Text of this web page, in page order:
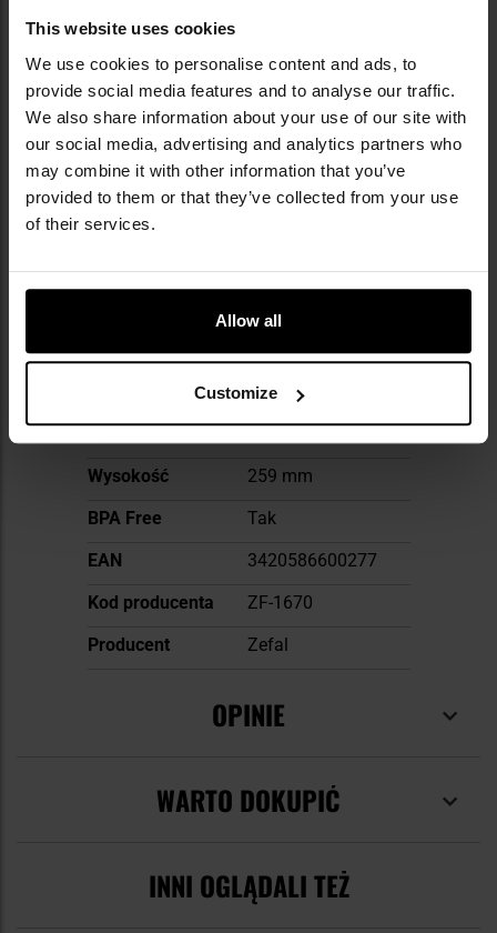
This website uses cookies
We use cookies to personalise content and ads, to
provide social media features and to analyse our traffic.
We also share information about your use of our site with
our social media, advertising and analytics partners who
may combine it with other information that you’ve
provided to them or that they’ve collected from your use
of their services.
Allow all
Customize
nakrętka typu Grip-Cap
Informacja o producencie i bezpieczeństwo
DANE TECHNICZNE
informacji
Waga
135 g
750 ml
Wysokość
259 mm
BPA Free
Tak
EAN
3420586600277
Kod producenta
ZF-1670
Producent
Zefal
OPINIE
WARTO DOKUPIĆ
INNI OGLĄDALI TEŻ